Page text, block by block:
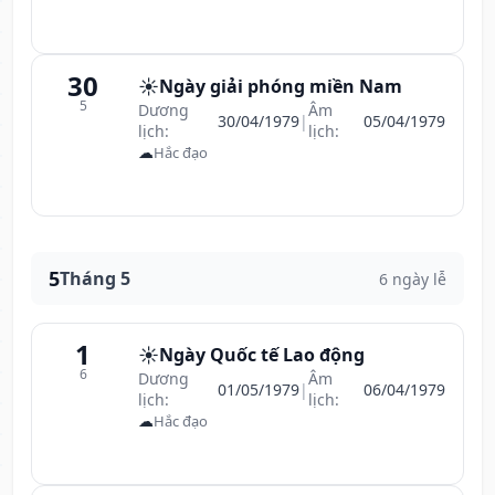
30
5
☀️Ngày giải phóng miền Nam
Dương
lịch:
30/04/1979|Âm
lịch:
05/04/1979
☁Hắc đạo
5Tháng 5 6 ngày lễ
1
6
☀️Ngày Quốc tế Lao động
Dương
lịch:
01/05/1979|Âm
lịch:
06/04/1979
☁Hắc đạo